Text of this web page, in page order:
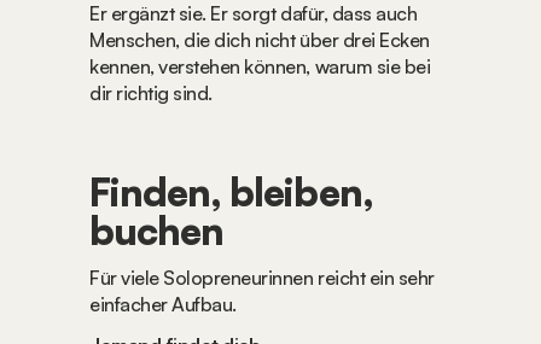
Er ergänzt sie. Er sorgt dafür, dass auch
Menschen, die dich nicht über drei Ecken
kennen, verstehen können, warum sie bei
dir richtig sind.
Finden, bleiben,
buchen
Für viele Solopreneurinnen reicht ein sehr
einfacher Aufbau.